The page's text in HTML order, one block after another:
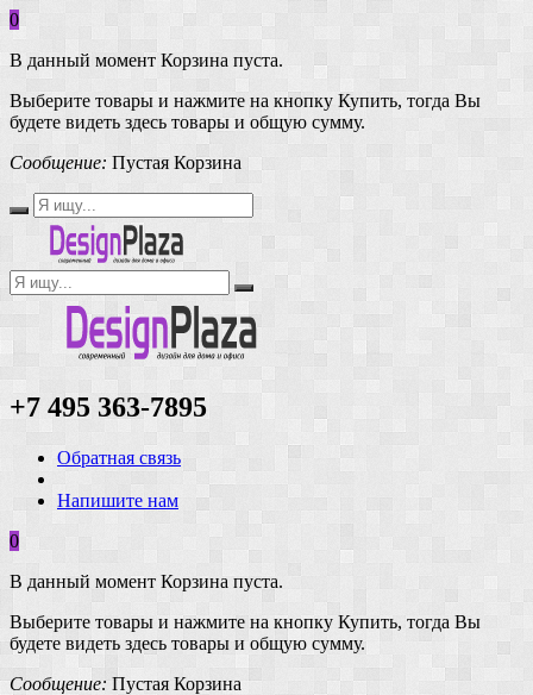
0
В данный момент Корзина пуста.
Выберите товары и нажмите на кнопку Купить, тогда Вы
будете видеть здесь товары и общую сумму.
Сообщение: Пустая Корзина
+7 495 363-7895
Обратная связь
Напишите нам
0
В данный момент Корзина пуста.
Выберите товары и нажмите на кнопку Купить, тогда Вы
будете видеть здесь товары и общую сумму.
Сообщение: Пустая Корзина